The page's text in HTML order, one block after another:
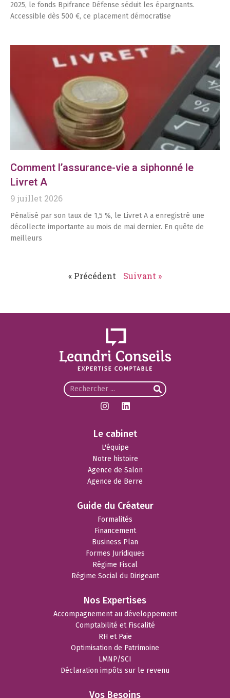
2025, le fonds Bpifrance Défense séduit les épargnants.
Accessible dès 500 €, ce placement démocratise
Comment l’assurance-vie a siphonné le
Livret A
9 juillet 2026
Pénalisé par son taux de 1,5 %, le Livret A a enregistré une
décollecte importante au mois de mai dernier. En quête de
meilleurs
« Précédent Suivant »
Le cabinet
L'équipe
Notre histoire
Agence de Salon
Agence de Berre
Guide du Créateur
Formalités
Financement
Business Plan
Formes Juridiques
Régime Fiscal
Régime Social du Dirigeant
Nos Expertises
Accompagnement au développement
Comptabilité et Fiscalité
RH et Paie
Optimisation de Patrimoine
LMNP/SCI
Déclaration impôts sur le revenu
Vos Besoins